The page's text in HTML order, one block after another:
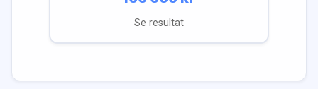
Se resultat